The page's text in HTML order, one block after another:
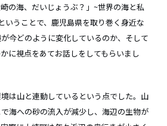
の海、だいじょうぶ？」~世界の海と私
いうことで、鹿児島県を取り巻く身近な
今どのように変化しているのか、そして
に視点をあてお話しをしてもらいまし
は山と連動しているという点でした。山
海への砂の流入が減少し、海辺の生物が